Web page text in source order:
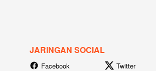
JARINGAN SOCIAL
Facebook Twitter